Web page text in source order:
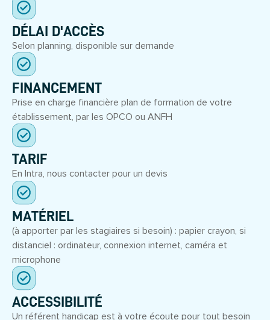
DÉLAI D'ACCÈS
Selon planning, disponible sur demande
FINANCEMENT
Prise en charge financière plan de formation de votre
établissement, par les OPCO ou ANFH
TARIF
En Intra, nous contacter pour un devis
MATÉRIEL
(à apporter par les stagiaires si besoin) : papier crayon, si
distanciel : ordinateur, connexion internet, caméra et
microphone
ACCESSIBILITÉ
Un référent handicap est à votre écoute pour tout besoin